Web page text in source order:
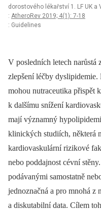
dorostového lékařství 1. LF UK a
: AtheroRev 2019; 4(1): 7-18
: Guidelines
V posledních letech narůstá
zlepšení léčby
mohou nutraceutika přispět
k dalšímu snížení
mají významný
klinických studiích, některá
kardiovaskulární rizikové
nebo poddajnost cévní
podávanými samostatně
jednoznačná a pro mnohá z
a diskutabilní data. Cílem